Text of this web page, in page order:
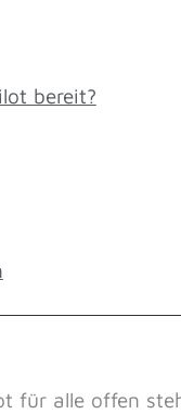
bereit?
für alle offen